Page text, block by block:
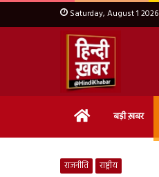
Saturday, August 1 2026
Home बड़ी ख़बर
राजनीति राष्ट्रीय